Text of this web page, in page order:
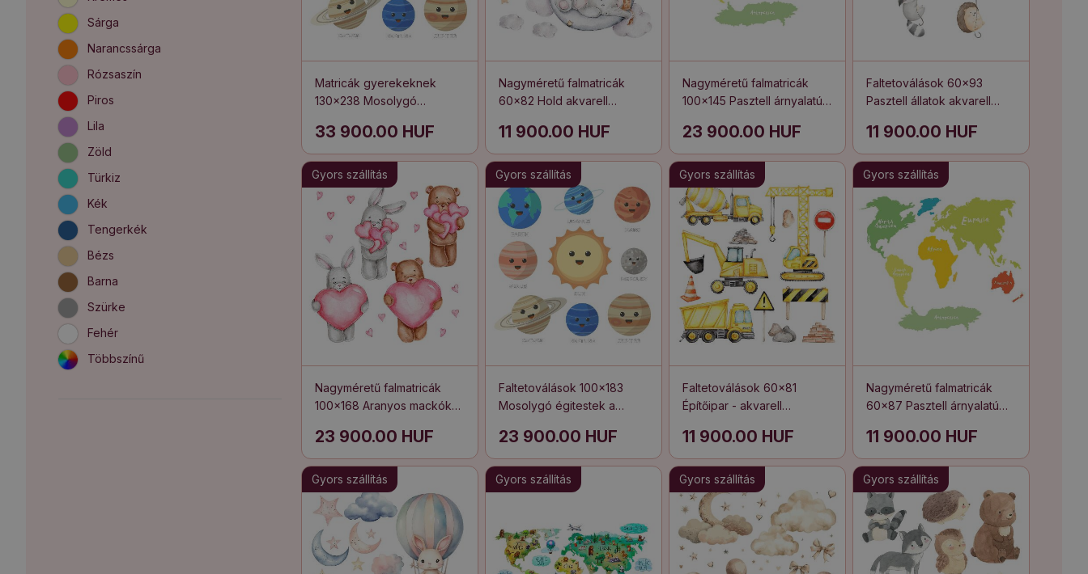
Sárga
Narancssárga
Rózsaszín
Piros
Lila
Zöld
Türkiz
Kék
Tengerkék
Bézs
Barna
Szürke
Fehér
Többszínű
Matricák gyerekeknek
130x238 Mosolygó
33 900.00 HUF
Nagyméretű falmatricák
60x82 Hold akvarell
11 900.00 HUF
Nagyméretű falmatricák
100x145 Pasztell árnyalatú
illusztrációja
23 900.00 HUF
Faltetoválások 60x93
Pasztell állatok akvarell
11 900.00 HUF
Gyors szállítás
Nagyméretű falmatricák
100x168 Aranyos mackók
akvarellben
23 900.00 HUF
Gyors szállítás
Faltetoválások 100x183
Mosolygó égitestek a
23 900.00 HUF
Gyors szállítás
Faltetoválások 60x81
Építőipar - akvarell
11 900.00 HUF
Gyors szállítás
Nagyméretű falmatricák
60x87 Pasztell árnyalatú
illusztrációja
11 900.00 HUF
Gyors szállítás Gyors szállítás Gyors szállítás Gyors szállítás